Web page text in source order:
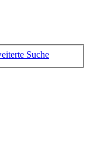
Suche